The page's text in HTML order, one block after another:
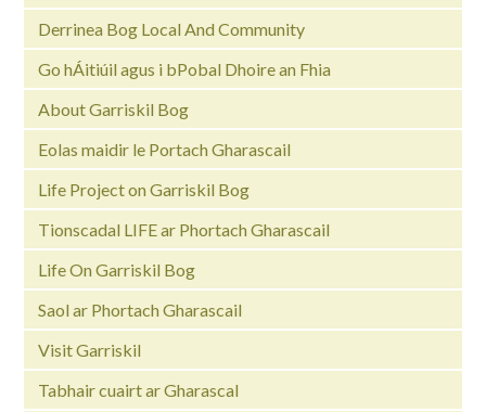
Derrinea Bog Local And Community
Go hÁitiúil agus i bPobal Dhoire an Fhia
About Garriskil Bog
Eolas maidir le Portach Gharascail
Life Project on Garriskil Bog
Tionscadal LIFE ar Phortach Gharascail
Life On Garriskil Bog
Saol ar Phortach Gharascail
Visit Garriskil
Tabhair cuairt ar Gharascal